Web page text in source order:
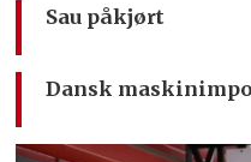
Sau påkjørt
Dansk